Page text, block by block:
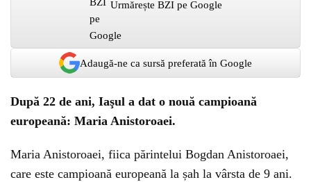
Urmărește BZI pe Google
Adaugă-ne ca sursă preferată în Google
După 22 de ani, Iaşul a dat o nouă campioană
europeană: Maria Anistoroaei.
Maria Anistoroaei, fiica părintelui Bogdan Anistoroaei,
care este campioană europeană la șah la vârsta de 9 ani.